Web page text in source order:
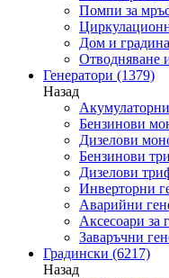
Помпи за
Дом и градина
Отводняване
Генератори (1379)
Назад
Бензинови
Дизелови
Бензинови
Дизелови
Инверторни
Аварийни
Аксесоари за
Заваръчни
Градински (6217)
Назад